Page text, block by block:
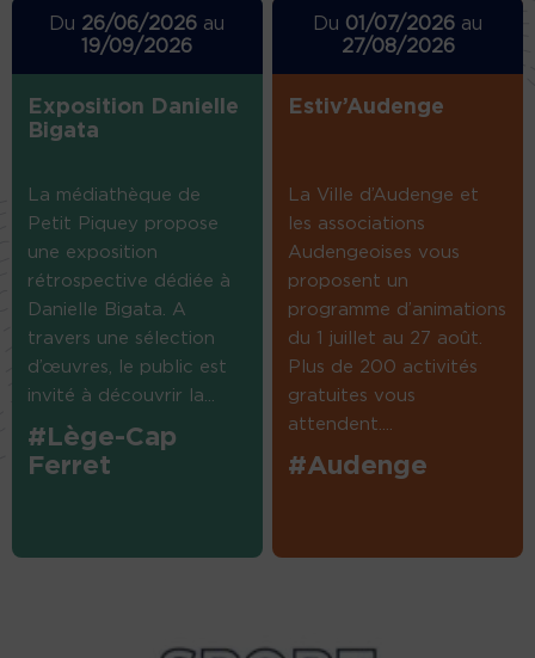
Du 26/06/2026 au
19/09/2026
Exposition Danielle
Bigata
La médiathèque de
Petit Piquey propose
une exposition
rétrospective dédiée à
Danielle Bigata. A
travers une sélection
d’œuvres, le public est
invité à découvrir la...
#Lège-Cap
Ferret
Du 01/07/2026 au
27/08/2026
Estiv’Audenge
La Ville d’Audenge et
les associations
Audengeoises vous
proposent un
programme d’animations
du 1 juillet au 27 août.
Plus de 200 activités
gratuites vous
attendent....
#Audenge